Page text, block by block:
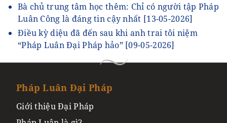
Bà chủ trung tâm học thêm: Chỉ có người tập Pháp
Luân Công là đáng tin cậy nhất [13-05-2026]
Điều kỳ diệu đã đến sau khi anh trai tôi niệm
“Pháp Luân Đại Pháp hảo” [09-05-2026]
Pháp Luân Đại Pháp
Giới thiệu Đại Pháp